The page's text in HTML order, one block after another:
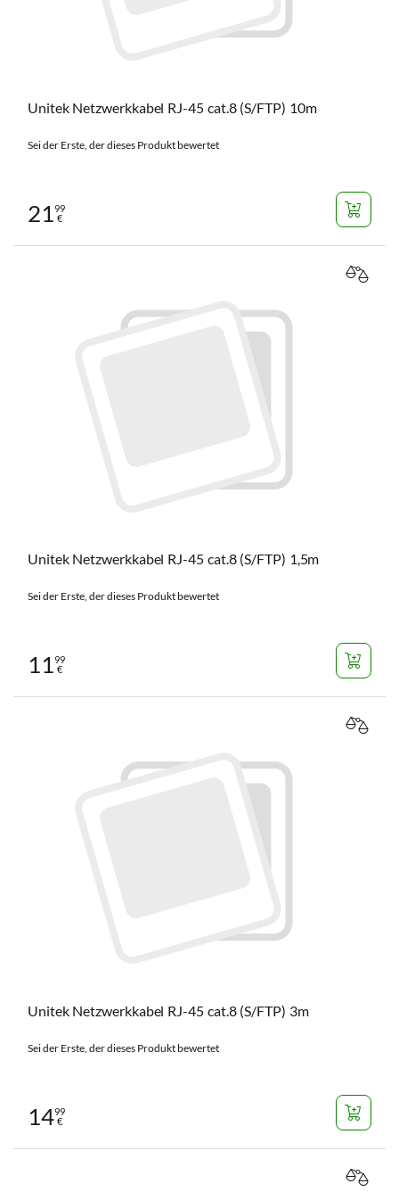
Unitek Netzwerkkabel RJ-45 cat.8 (S/FTP) 10m
Sei der Erste, der dieses Produkt bewertet
2199
€
Unitek Netzwerkkabel RJ-45 cat.8 (S/FTP) 1,5m
Sei der Erste, der dieses Produkt bewertet
1199
€
Unitek Netzwerkkabel RJ-45 cat.8 (S/FTP) 3m
Sei der Erste, der dieses Produkt bewertet
1499
€